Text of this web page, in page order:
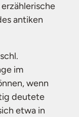
antiken
im
wenn
deutete
etwa in